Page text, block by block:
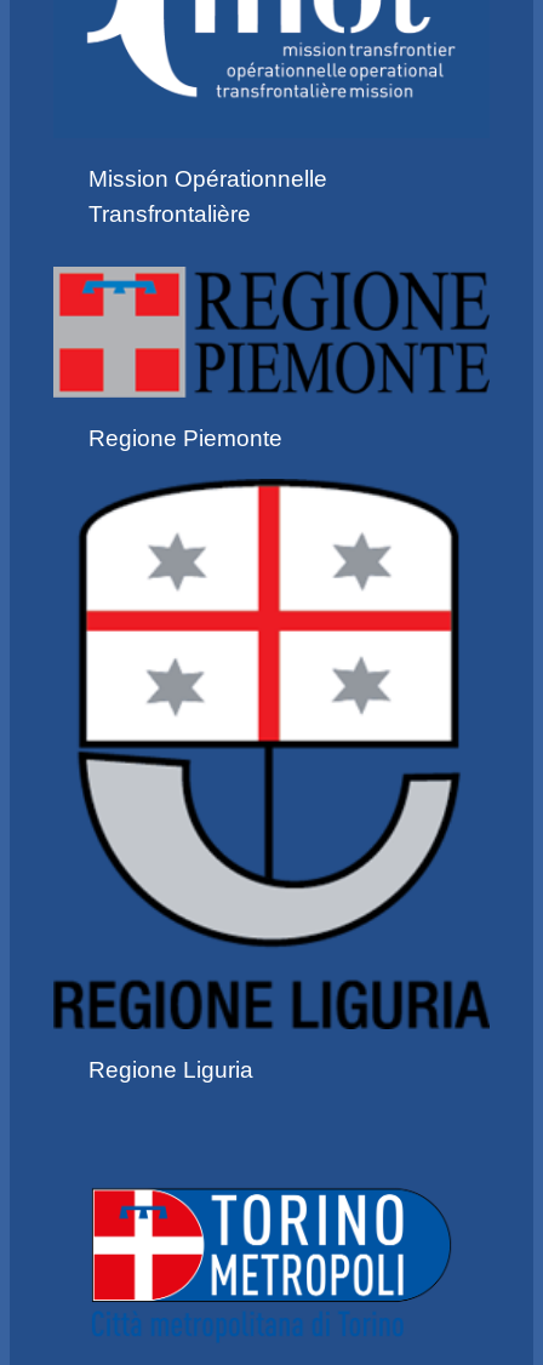
Mission Opérationnelle
Transfrontalière
Regione Piemonte
Regione Liguria